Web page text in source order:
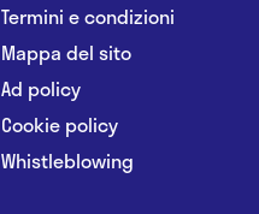
Termini e condizioni
Mappa del sito
Ad policy
Cookie policy
Whistleblowing